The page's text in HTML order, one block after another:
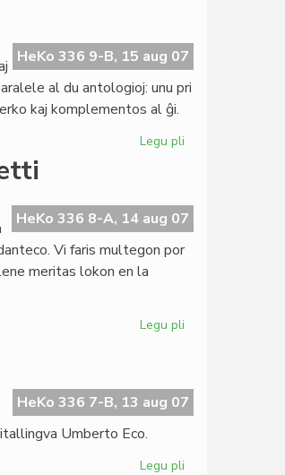
de
la
Mondfederistoj
HeKo 336 9-B, 15 aug 07
al du antologioj: unu pri
kaj komplementos al ĝi.
Legu pli
esperanta
literaturo
HeKo 336 8-A, 14 aug 07
Vi faris multegon por
meritas lokon en la
Legu pli
Hans
Bakker
HeKo 336 7-B, 13 aug 07
Umberto Eco.
Legu pli